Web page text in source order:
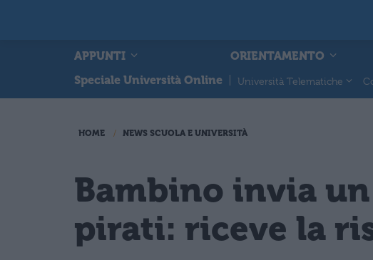
APPUNTI ORIENTAMENTO
Speciale Università Online
Università Telematiche
HOME NEWS SCUOLA E UNIVERSITÀ
Bambino invia
pirati: riceve la